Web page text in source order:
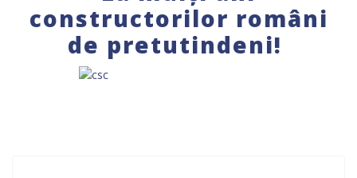
constructorilor români
de pretutindeni!